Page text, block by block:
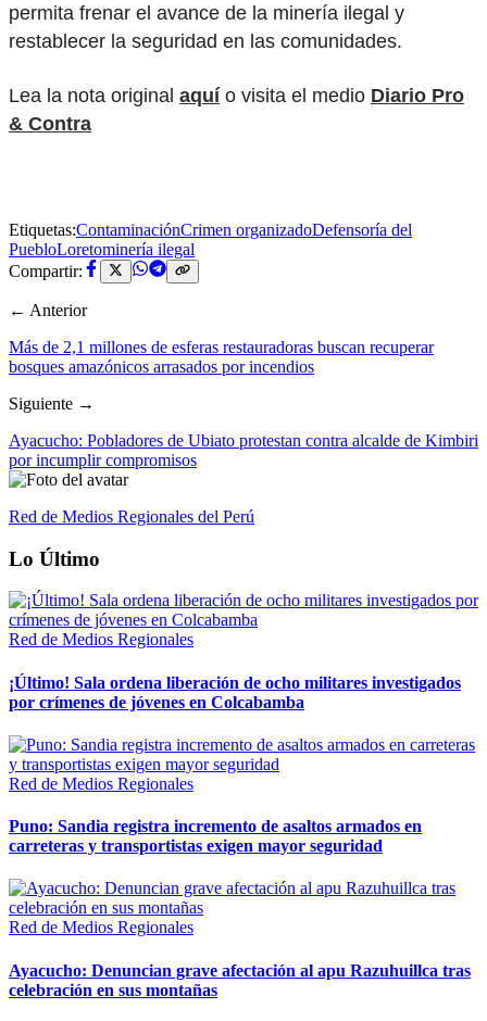
permita frenar el avance de la minería ilegal y
restablecer la seguridad en las comunidades.
Lea la nota original aquí o visita el medio Diario Pro
& Contra
Etiquetas:ContaminaciónCrimen organizadoDefensoría del
PuebloLoretominería ilegal
Compartir:
← Anterior
Más de 2,1 millones de esferas restauradoras buscan recuperar
bosques amazónicos arrasados por incendios
Siguiente →
Ayacucho: Pobladores de Ubiato protestan contra alcalde de Kimbiri
por incumplir compromisos
Red de Medios Regionales del Perú
Lo Último
Red de Medios Regionales
¡Último! Sala ordena liberación de ocho militares investigados
por crímenes de jóvenes en Colcabamba
Red de Medios Regionales
Puno: Sandia registra incremento de asaltos armados en
carreteras y transportistas exigen mayor seguridad
Red de Medios Regionales
Ayacucho: Denuncian grave afectación al apu Razuhuillca tras
celebración en sus montañas